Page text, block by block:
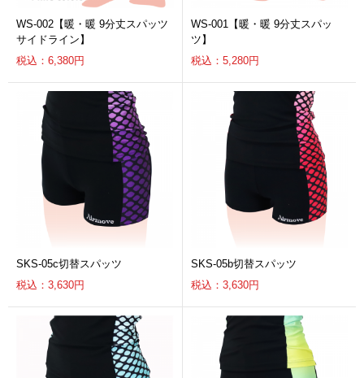
WS-002【暖・暖 9分丈スパッツ
サイドライン】
税込：6,380円
WS-001【暖・暖 9分丈スパッ
ツ】
税込：5,280円
SKS-05c切替スパッツ
税込：3,630円
SKS-05b切替スパッツ
税込：3,630円